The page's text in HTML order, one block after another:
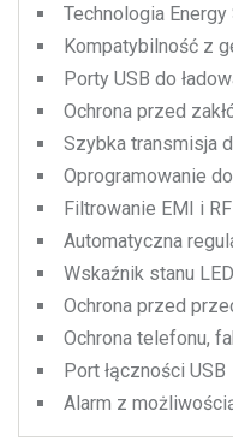
Technologia Energy
Kompatybilność z
Porty USB do
Ochrona przed
Szybka transmisja
Oprogramowanie
Filtrowanie EMI i
Automatyczna
Wskaźnik stanu LED
Ochrona przed
Ochrona telefonu,
Port łączności USB
Alarm z